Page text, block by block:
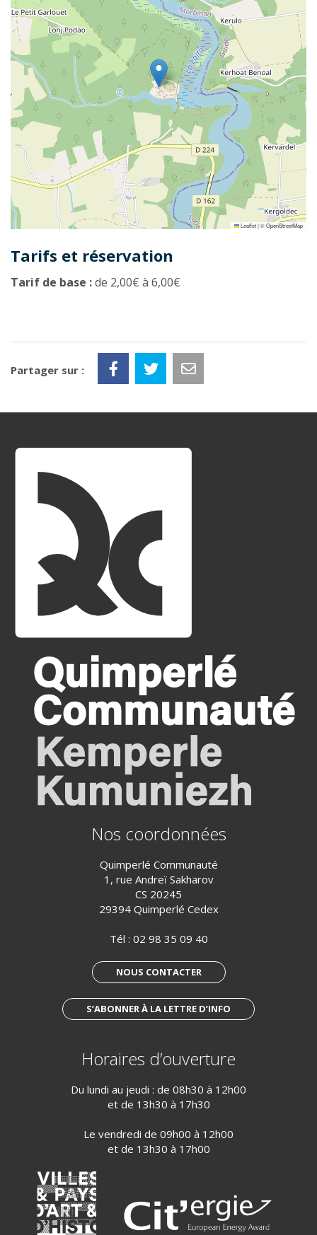
Leaflet|©OpenStreetMap
Tarifs et réservation
Tarif de base :de 2,00€ à 6,00€
Partager sur :
Nos coordonnées
Quimperlé Communauté
1, rue Andreï Sakharov
CS 20245
29394 Quimperlé Cedex
Tél : 02 98 35 09 40
NOUS CONTACTER
S’ABONNER À LA LETTRE D’INFO
Horaires d’ouverture
Du lundi au jeudi : de 08h30 à 12h00
et de 13h30 à 17h30
Le vendredi de 09h00 à 12h00
et de 13h30 à 17h00